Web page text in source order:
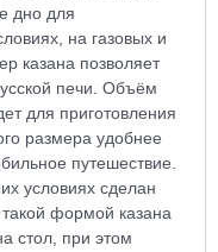
дно для
на газовых и
казана позволяет
печи. Объём
для приготовления
размера удобнее
путешествие.
условиях сделан
такой формой казана
стол, при этом